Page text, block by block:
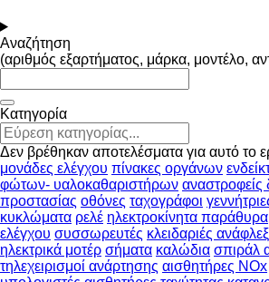
Αναζήτηση
(αριθμός εξαρτήματος, μάρκα, μοντέλο,
Κατηγορία
Δεν βρέθηκαν αποτελέσματα για αυτό το
μονάδες ελέγχου πίνακες οργάνων
φώτων- υαλοκαθαριστήρων αναστροφείς
προστασίας οθόνες ταχογράφοι
κυκλώματα ρελέ ηλεκτροκίνητα παράθυρα
ελέγχου συσσωρευτές κλειδαριές
ηλεκτρικά μοτέρ σήματα καλώδια σπιράλ
τηλεχειρισμοί ανάρτησης αισθητήρες NOx